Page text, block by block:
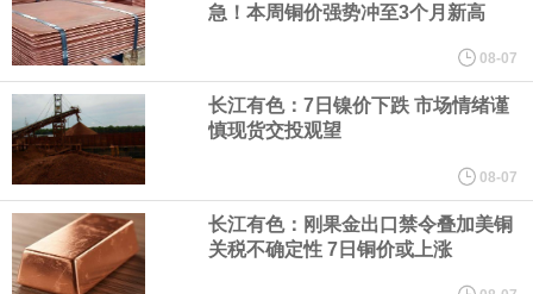
核心技术和知识产权。截至2026年1月31日，公司拥有262项专利权
纽约期银日内涨4%，现报64.08美元/盎司。
经过多年研发创新和技术积累，公司逐步形成了包括一体化关节集
急！本周铜价强势冲至3个月新高
08-07
长江有色：7日镍价下跌 市场情绪谨
慎现货交投观望
08-07
长江有色：刚果金出口禁令叠加美铜
关税不确定性 7日铜价或上涨